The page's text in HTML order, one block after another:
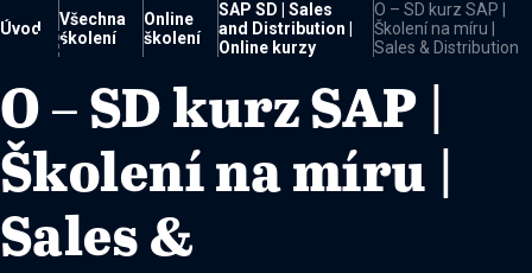

Úvod
Všechna
školení
Online
školení
SAP SD | Sales
and Distribution |
Online kurzy
O – SD kurz SAP |
Školení na míru |
Sales & Distribution
O – SD kurz SAP |
Školení na míru |
Sales &